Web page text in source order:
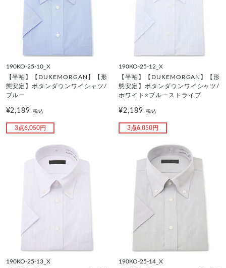
190KO-25-10_X
【半袖】【DUKEMORGAN】【形
態安定】ボタンダウンワイシャツ/
ブルー
¥2,189税込
3点6,050円
190KO-25-12_X
【半袖】【DUKEMORGAN】【形
態安定】ボタンダウンワイシャツ/
ホワイト×ブルーストライプ
¥2,189 税込
3点6,050円
190KO-25-13_X
190KO-25-14_X